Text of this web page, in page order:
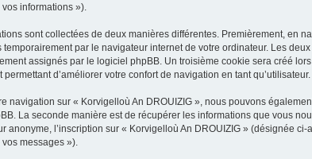
informations »).
sont collectées de deux manières différentes. Premièrement, en
temporairement par le navigateur internet de votre ordinateur. Les
assignés par le logiciel phpBB. Un troisième cookie sera créé
permettant d’améliorer votre confort de navigation en tant qu’utilisateur.
navigation sur « Korvigelloù An DROUIZIG », nous pouvons
La seconde manière est de récupérer les informations que vous
anonyme, l’inscription sur « Korvigelloù An DROUIZIG » (désignée
messages »).